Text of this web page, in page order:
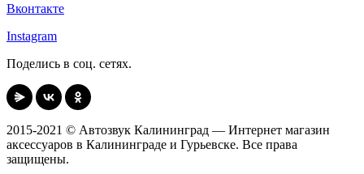
Вконтакте
Instagram
Поделись в соц. сетях.
2015-2021 © Автозвук Калининград — Интернет магазин
аксессуаров в Калининграде и Гурьевске. Все права
защищены.